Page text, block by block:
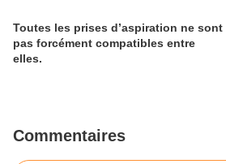
Toutes les prises d’aspiration ne sont
pas forcément compatibles entre
elles.
Commentaires